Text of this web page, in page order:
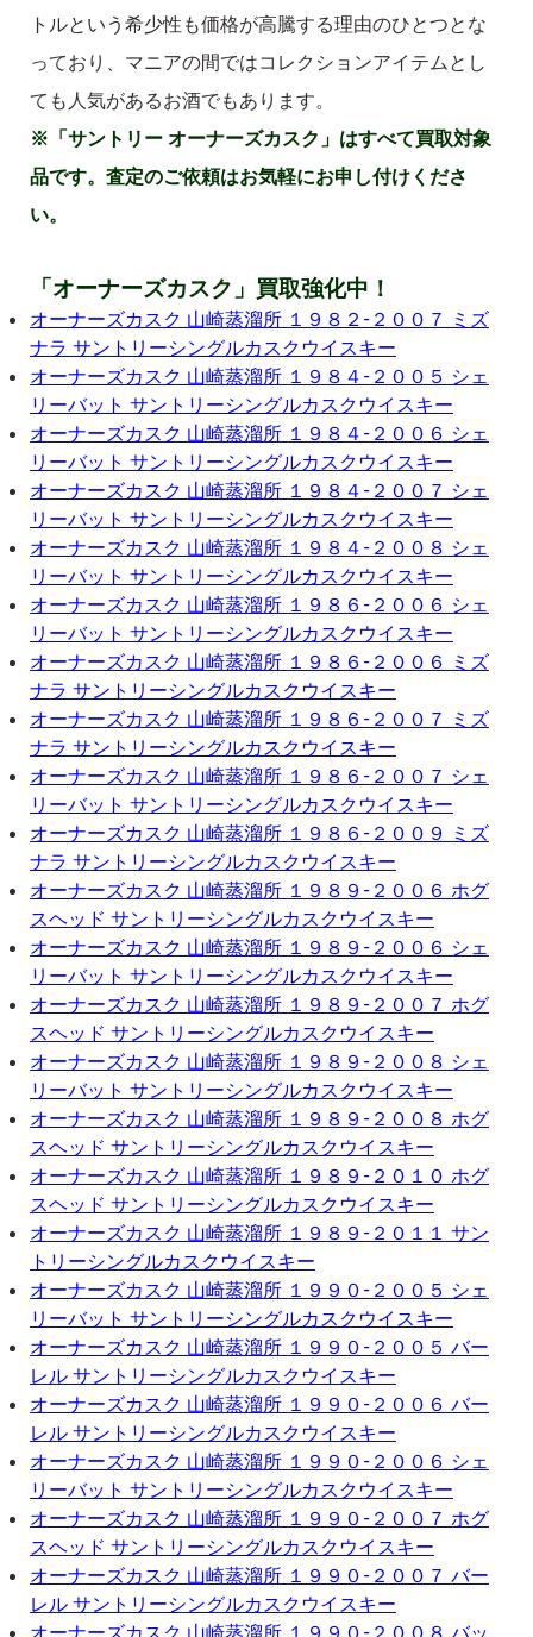
トルという希少性も価格が高騰する理由のひとつとな
っており、マニアの間ではコレクションアイテムとし
ても人気があるお酒でもあります。
※「サントリー オーナーズカスク」はすべて買取対象
品です。査定のご依頼はお気軽にお申し付けくださ
い。
「オーナーズカスク」買取強化中！
オーナーズカスク 山崎蒸溜所 １９８２-２００７ ミズ
ナラ サントリーシングルカスクウイスキー
オーナーズカスク 山崎蒸溜所 １９８４-２００５ シェ
リーバット サントリーシングルカスクウイスキー
オーナーズカスク 山崎蒸溜所 １９８４-２００６ シェ
リーバット サントリーシングルカスクウイスキー
オーナーズカスク 山崎蒸溜所 １９８４-２００７ シェ
リーバット サントリーシングルカスクウイスキー
オーナーズカスク 山崎蒸溜所 １９８４-２００８ シェ
リーバット サントリーシングルカスクウイスキー
オーナーズカスク 山崎蒸溜所 １９８６-２００６ シェ
リーバット サントリーシングルカスクウイスキー
オーナーズカスク 山崎蒸溜所 １９８６-２００６ ミズ
ナラ サントリーシングルカスクウイスキー
オーナーズカスク 山崎蒸溜所 １９８６-２００７ ミズ
ナラ サントリーシングルカスクウイスキー
オーナーズカスク 山崎蒸溜所 １９８６-２００７ シェ
リーバット サントリーシングルカスクウイスキー
オーナーズカスク 山崎蒸溜所 １９８６-２００９ ミズ
ナラ サントリーシングルカスクウイスキー
オーナーズカスク 山崎蒸溜所 １９８９-２００６ ホグ
スヘッド サントリーシングルカスクウイスキー
オーナーズカスク 山崎蒸溜所 １９８９-２００６ シェ
リーバット サントリーシングルカスクウイスキー
オーナーズカスク 山崎蒸溜所 １９８９-２００７ ホグ
スヘッド サントリーシングルカスクウイスキー
オーナーズカスク 山崎蒸溜所 １９８９-２００８ シェ
リーバット サントリーシングルカスクウイスキー
オーナーズカスク 山崎蒸溜所 １９８９-２００８ ホグ
スヘッド サントリーシングルカスクウイスキー
オーナーズカスク 山崎蒸溜所 １９８９-２０１０ ホグ
スヘッド サントリーシングルカスクウイスキー
オーナーズカスク 山崎蒸溜所 １９８９-２０１１ サン
トリーシングルカスクウイスキー
オーナーズカスク 山崎蒸溜所 １９９０-２００５ シェ
リーバット サントリーシングルカスクウイスキー
オーナーズカスク 山崎蒸溜所 １９９０-２００５ バー
レル サントリーシングルカスクウイスキー
オーナーズカスク 山崎蒸溜所 １９９０-２００６ バー
レル サントリーシングルカスクウイスキー
オーナーズカスク 山崎蒸溜所 １９９０-２００６ シェ
リーバット サントリーシングルカスクウイスキー
オーナーズカスク 山崎蒸溜所 １９９０-２００７ ホグ
スヘッド サントリーシングルカスクウイスキー
オーナーズカスク 山崎蒸溜所 １９９０-２００７ バー
レル サントリーシングルカスクウイスキー